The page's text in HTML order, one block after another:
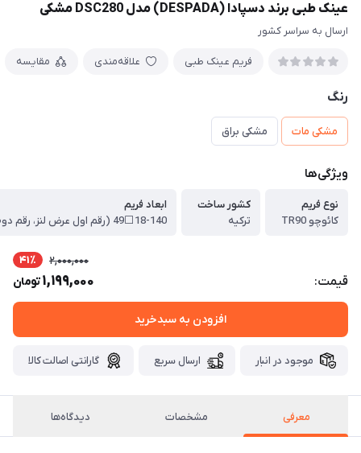
عینک طبی برند دسپادا (DESPADA) مدل DSC280 مشکی
ارسال به سراسر کشور
فریم عینک طبی علاقه‌مندی مقایسه
رنگ
مشکی مات مشکی براق
ویژگی‌ها
نوع فریم
کائوچو TR90
کشور ساخت
ترکیه
ابعاد فریم
قیمت:
2,000,000 41٪
1,199,000تومان
افزودن به سبدخرید
موجود در انبار ارسال سریع گارانتی اصالت کالا
معرفی مشخصات دیدگاه‌ها